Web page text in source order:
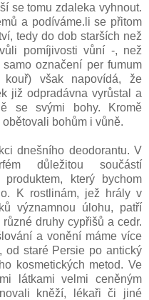
se tomu zdaleka vyhnout.
a podíváme.li se přitom
tedy do dob starších než
pomíjivosti vůní -, než
označení per fumum
kouř) však napovídá, že
již odpradávna vyrůstal a
svými bohy. Kromě
bohům i vůně.
dnešního deodorantu. V
důležitou součástí
který bychom
K rostlinám, jež hrály v
významnou úlohu, patří
druhy cypřišů a cedr.
a vonění máme více
od staré Persie po antický
kosmetických metod. Ve
látkami velmi ceněným
kněží, lékaři či jiné